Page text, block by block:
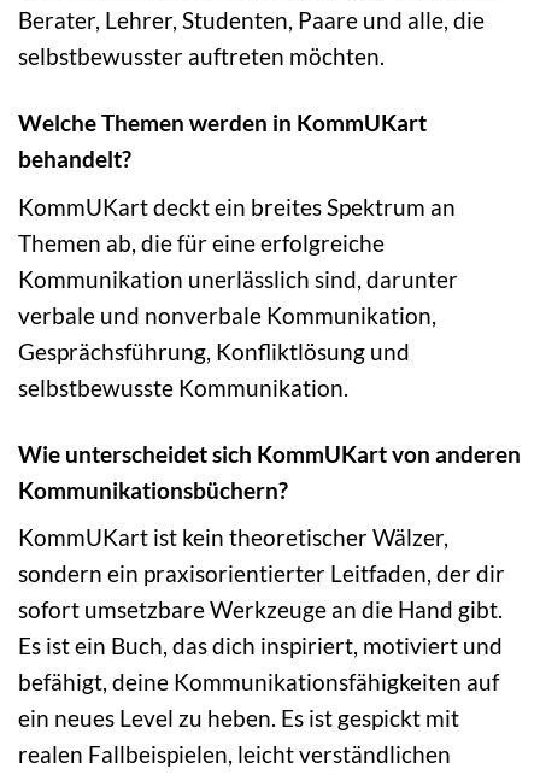
Berater, Lehrer, Studenten, Paare und alle, die
selbstbewusster auftreten möchten.
Welche Themen werden in KommUKart
behandelt?
KommUKart deckt ein breites Spektrum an
Themen ab, die für eine erfolgreiche
Kommunikation unerlässlich sind, darunter
verbale und nonverbale Kommunikation,
Gesprächsführung, Konfliktlösung und
selbstbewusste Kommunikation.
Wie unterscheidet sich KommUKart von anderen
Kommunikationsbüchern?
KommUKart ist kein theoretischer Wälzer,
sondern ein praxisorientierter Leitfaden, der dir
sofort umsetzbare Werkzeuge an die Hand gibt.
Es ist ein Buch, das dich inspiriert, motiviert und
befähigt, deine Kommunikationsfähigkeiten auf
ein neues Level zu heben. Es ist gespickt mit
realen Fallbeispielen, leicht verständlichen